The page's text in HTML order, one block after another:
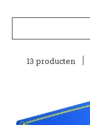
13 producten